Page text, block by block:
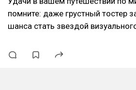
помните: даже грустный тостер
шанса стать звездой